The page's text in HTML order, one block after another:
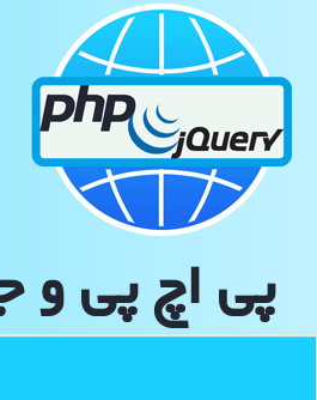
پی اچ پی و